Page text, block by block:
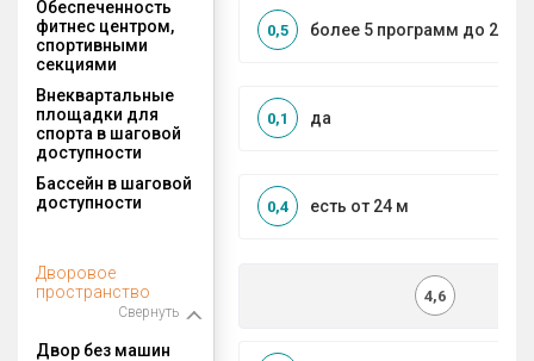
Обеспеченность
фитнес центром,
спортивными
секциями
более 5 программ до 2 км
0,5
Внеквартальные
площадки для
спорта в шаговой
доступности
да
0,1
Бассейн в шаговой
доступности
есть от 24 м
0,4
Дворовое
пространство
Свернуть
4,6
Двор без машин